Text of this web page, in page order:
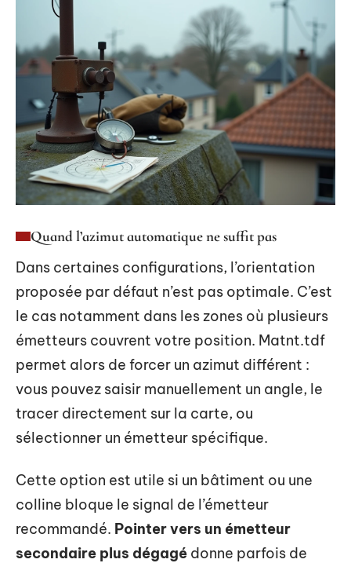
Quand l’azimut automatique ne suffit pas
Dans certaines configurations, l’orientation
proposée par défaut n’est pas optimale. C’est
le cas notamment dans les zones où plusieurs
émetteurs couvrent votre position. Matnt.tdf
permet alors de forcer un azimut différent :
vous pouvez saisir manuellement un angle, le
tracer directement sur la carte, ou
sélectionner un émetteur spécifique.
Cette option est utile si un bâtiment ou une
colline bloque le signal de l’émetteur
recommandé. Pointer vers un émetteur
secondaire plus dégagé donne parfois de